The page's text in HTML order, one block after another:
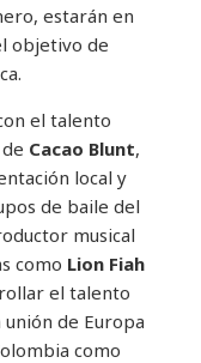
estarán en
objetivo de
el talento
Cacao Blunt,
local y
de baile del
musical
como Lion Fiah
el talento
de Europa
como